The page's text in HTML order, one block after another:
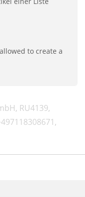
to create a
RU4139,